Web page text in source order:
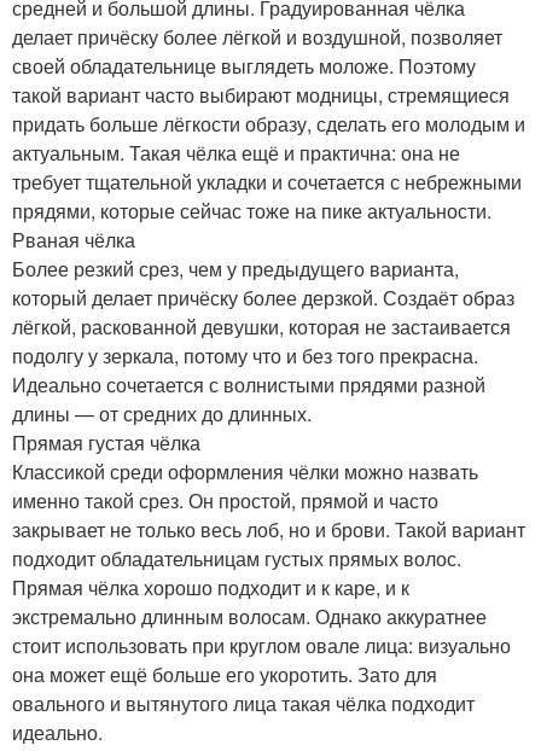
средней и большой длины. Градуированная чёлка
делает причёску более лёгкой и воздушной, позволяет
своей обладательнице выглядеть моложе. Поэтому
такой вариант часто выбирают модницы, стремящиеся
придать больше лёгкости образу, сделать его молодым и
актуальным. Такая чёлка ещё и практична: она не
требует тщательной укладки и сочетается с небрежными
прядями, которые сейчас тоже на пике актуальности.
Рваная чёлка
Более резкий срез, чем у предыдущего варианта,
который делает причёску более дерзкой. Создаёт образ
лёгкой, раскованной девушки, которая не застаивается
подолгу у зеркала, потому что и без того прекрасна.
Идеально сочетается с волнистыми прядями разной
длины — от средних до длинных.
Прямая густая чёлка
Классикой среди оформления чёлки можно назвать
именно такой срез. Он простой, прямой и часто
закрывает не только весь лоб, но и брови. Такой вариант
подходит обладательницам густых прямых волос.
Прямая чёлка хорошо подходит и к каре, и к
экстремально длинным волосам. Однако аккуратнее
стоит использовать при круглом овале лица: визуально
она может ещё больше его укоротить. Зато для
овального и вытянутого лица такая чёлка подходит
идеально.